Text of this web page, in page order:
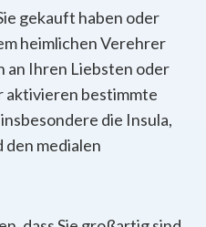
gekauft haben oder
heimlichen Verehrer
an Ihren Liebsten oder
aktivieren bestimmte
die Insula,
den medialen